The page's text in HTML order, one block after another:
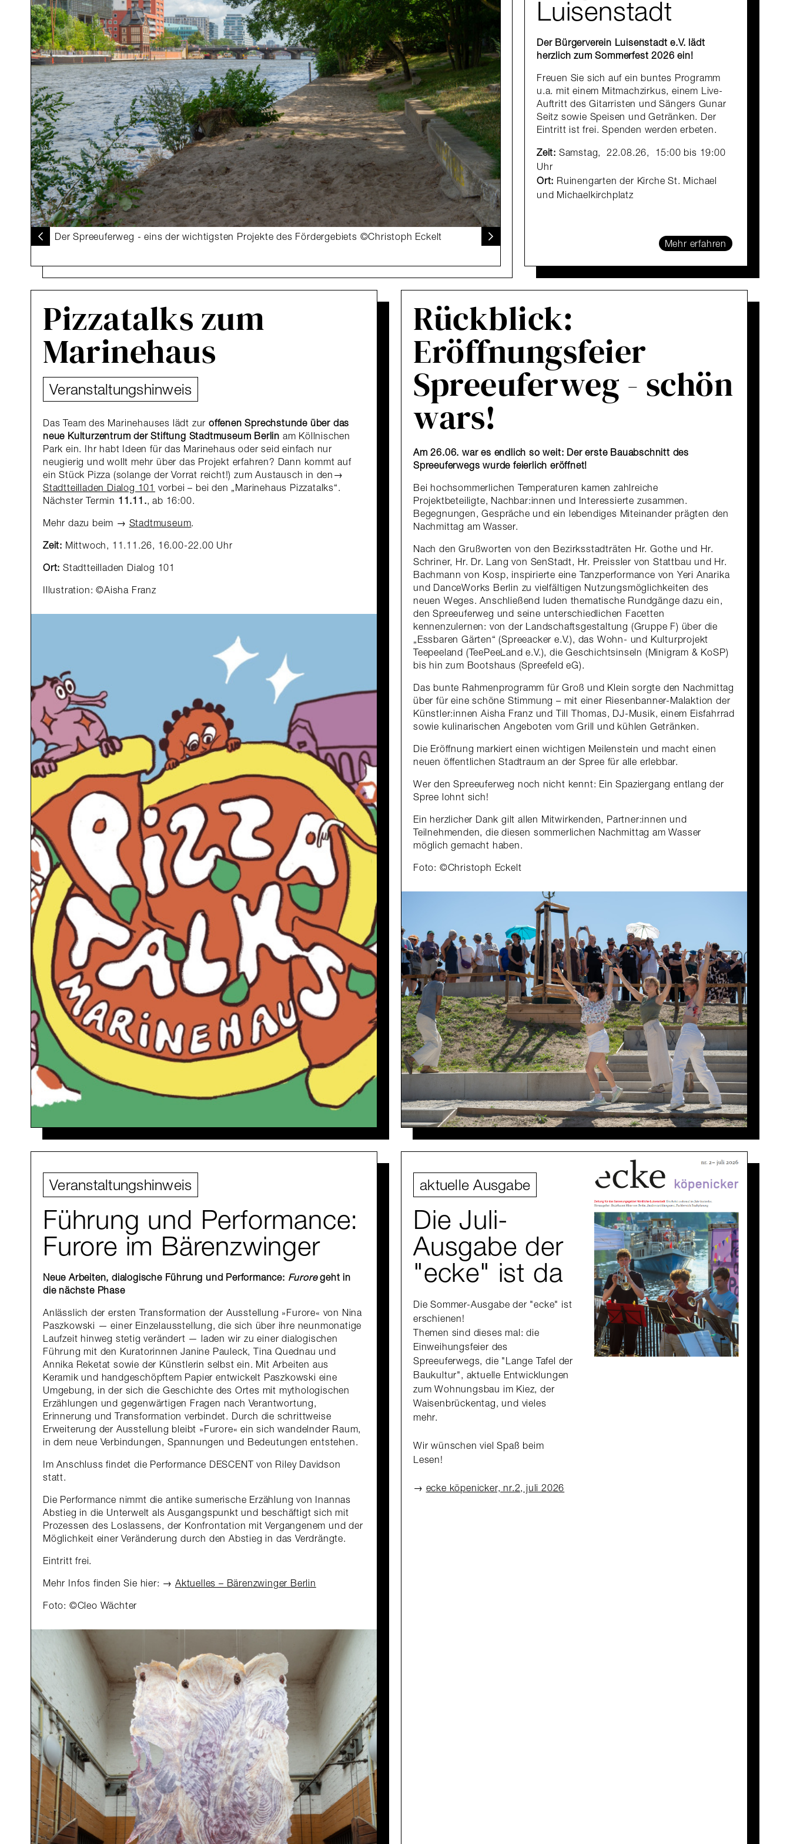
Der Spreeuferweg - eins der wichtigsten Projekte des Fördergebiets ©Christoph Eckelt Eröffnungsfeier des Spreeuferwegs Holzuferblock
Luisenstadt
Der Bürgerverein Luisenstadt e.V. lädt
herzlich zum Sommerfest 2026 ein!
Freuen Sie sich auf ein buntes Programm
u.a. mit einem Mitmachzirkus, einem Live-
Auftritt des Gitarristen und Sängers Gunar
Seitz sowie Speisen und Getränken. Der
Eintritt ist frei. Spenden werden erbeten.
Zeit: Samstag, 22.08.26, 15:00 bis 19:00
Uhr
Ort: Ruinengarten der Kirche St. Michael
und Michaelkirchplatz
Mehr erfahren
Pizzatalks zum
Marinehaus
Veranstaltungshinweis
Das Team des Marinehauses lädt zur offenen Sprechstunde über das
neue Kulturzentrum der Stiftung Stadtmuseum Berlin am Köllnischen
Park ein. Ihr habt Ideen für das Marinehaus oder seid einfach nur
neugierig und wollt mehr über das Projekt erfahren? Dann kommt auf
ein Stück Pizza (solange der Vorrat reicht!) zum Austausch in den
Stadtteilladen Dialog 101 vorbei – bei den „Marinehaus Pizzatalks“.
Nächster Termin 11.11., ab 16:00.
Mehr dazu beim Stadtmuseum.
Zeit: Mittwoch, 11.11.26, 16.00-22.00 Uhr
Ort: Stadtteilladen Dialog 101
Illustration: ©Aisha Franz
Rückblick:
Eröffnungsfeier
Spreeuferweg - schön
wars!
Am 26.06. war es endlich so weit: Der erste Bauabschnitt des
Spreeuferwegs wurde feierlich eröffnet!
Bei hochsommerlichen Temperaturen kamen zahlreiche
Projektbeteiligte, Nachbar:innen und Interessierte zusammen.
Begegnungen, Gespräche und ein lebendiges Miteinander prägten den
Nachmittag am Wasser.
Nach den Grußworten von den Bezirksstadträten Hr. Gothe und Hr.
Schriner, Hr. Dr. Lang von SenStadt, Hr. Preissler von Stattbau und Hr.
Bachmann von Kosp, inspirierte eine Tanzperformance von Yeri Anarika
und DanceWorks Berlin zu vielfältigen Nutzungsmöglichkeiten des
neuen Weges. Anschließend luden thematische Rundgänge dazu ein,
den Spreeuferweg und seine unterschiedlichen Facetten
kennenzulernen: von der Landschaftsgestaltung (Gruppe F) über die
„Essbaren Gärten“ (Spreeacker e.V.), das Wohn- und Kulturprojekt
Teepeeland (TeePeeLand e.V.), die Geschichtsinseln (Minigram & KoSP)
bis hin zum Bootshaus (Spreefeld eG).
Das bunte Rahmenprogramm für Groß und Klein sorgte den Nachmittag
über für eine schöne Stimmung – mit einer Riesenbanner-Malaktion der
Künstler:innen Aisha Franz und Till Thomas, DJ-Musik, einem Eisfahrrad
sowie kulinarischen Angeboten vom Grill und kühlen Getränken.
Die Eröffnung markiert einen wichtigen Meilenstein und macht einen
neuen öffentlichen Stadtraum an der Spree für alle erlebbar.
Wer den Spreeuferweg noch nicht kennt: Ein Spaziergang entlang der
Spree lohnt sich!
Ein herzlicher Dank gilt allen Mitwirkenden, Partner:innen und
Teilnehmenden, die diesen sommerlichen Nachmittag am Wasser
möglich gemacht haben.
Foto: ©Christoph Eckelt
Veranstaltungshinweis
Führung und Performance:
Furore im Bärenzwinger
Neue Arbeiten, dialogische Führung und Performance: Furoregeht in
die nächste Phase
Anlässlich der ersten Transformation der Ausstellung »Furore« von Nina
Paszkowski — einer Einzelausstellung, die sich über ihre neunmonatige
Laufzeit hinweg stetig verändert — laden wir zu einer dialogischen
Führung mit den Kuratorinnen Janine Pauleck, Tina Quednau und
Annika Reketat sowie der Künstlerin selbst ein. Mit Arbeiten aus
Keramik und handgeschöpftem Papier entwickelt Paszkowski eine
Umgebung, in der sich die Geschichte des Ortes mit mythologischen
Erzählungen und gegenwärtigen Fragen nach Verantwortung,
Erinnerung und Transformation verbindet. Durch die schrittweise
Erweiterung der Ausstellung bleibt »Furore« ein sich wandelnder Raum,
in dem neue Verbindungen, Spannungen und Bedeutungen entstehen.
Im Anschluss findet die Performance DESCENT von Riley Davidson
statt.
Die Performance nimmt die antike sumerische Erzählung von Inannas
Abstieg in die Unterwelt als Ausgangspunkt und beschäftigt sich mit
Prozessen des Loslassens, der Konfrontation mit Vergangenem und der
Möglichkeit einer Veränderung durch den Abstieg in das Verdrängte.
Eintritt frei.
Mehr Infos finden Sie hier: Aktuelles – Bärenzwinger Berlin
Foto: ©Cleo Wächter
aktuelle Ausgabe
Die Juli-
Ausgabe der
"ecke" ist da
Die Sommer-Ausgabe der "ecke" ist
erschienen!
Themen sind dieses mal: die
Einweihungsfeier des
Spreeuferwegs, die "Lange Tafel der
Baukultur", aktuelle Entwicklungen
zum Wohnungsbau im Kiez, der
Waisenbrückentag, und vieles
mehr.
Wir wünschen viel Spaß beim
Lesen!
ecke köpenicker, nr.2, juli 2026